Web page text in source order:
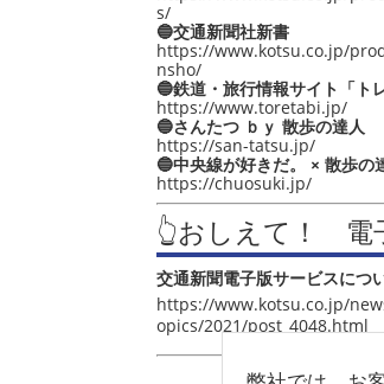
s/
🔵交通新聞社新書
https://www.kotsu.co.jp/
nsho/
🔵鉄道・旅行情報サイト「ト
https://www.toretabi.jp/
🔵さんたつ ｂｙ 散歩の達人
https://san-tatsu.jp/
🔵中央線が好きだ。 × 散歩の
https://chuosuki.jp/
👆おしえて！ 電
交通新聞電子版サービスにつ
https://www.kotsu.co.jp/
opics/2021/post_4048.html